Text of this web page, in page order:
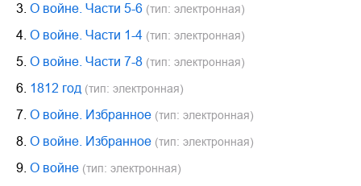
3. О войне. Части 5-6 (тип: электронная)
4. О войне. Части 1-4 (тип: электронная)
5. О войне. Части 7-8 (тип: электронная)
6. 1812 год (тип: электронная)
7. О войне. Избранное (тип: электронная)
8. О войне. Избранное (тип: электронная)
9. О войне (тип: электронная)